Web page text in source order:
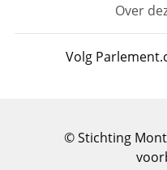
Footer
Over
Volg
© Stichting